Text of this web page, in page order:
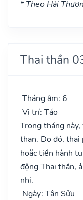
* Theo Hải
Thai thần
Tháng âm: 6
Vị trí: Táo
Trong tháng
than. Do đó, thai
hoặc tiến hành
động Thai thần,
nhi.
Ngày: Tân Sửu